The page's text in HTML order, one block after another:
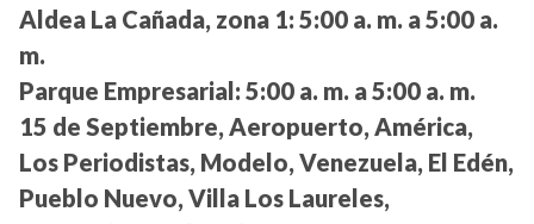
Aldea La Cañada, zona 1: 5:00 a. m. a 5:00 a.
m.
Parque Empresarial: 5:00 a. m. a 5:00 a. m.
15 de Septiembre, Aeropuerto, América,
Los Periodistas, Modelo, Venezuela, El Edén,
Pueblo Nuevo, Villa Los Laureles,